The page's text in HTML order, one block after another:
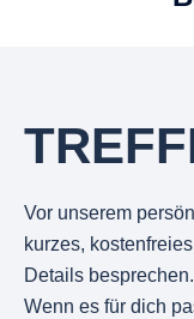
Vor unserem
kurzes,
Details besprechen.
Wenn es für dich